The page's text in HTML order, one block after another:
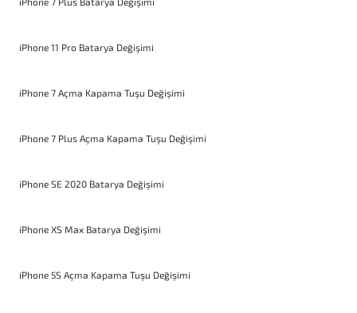
iPhone 11 Pro Batarya Değişimi
iPhone 7 Açma Kapama Tuşu Değişimi
iPhone 7 Plus Açma Kapama Tuşu Değişimi
iPhone SE 2020 Batarya Değişimi
iPhone XS Max Batarya Değişimi
iPhone 5S Açma Kapama Tuşu Değişimi